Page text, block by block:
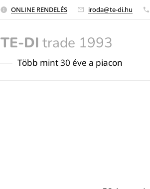
ONLINE RENDELÉS iroda@te-di.hu
TE-DI trade 1993
Több mint 30 éve a piacon